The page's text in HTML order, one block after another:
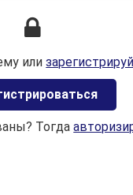
определяется
капитальных
учитываемых в
материальные
или
Тогда